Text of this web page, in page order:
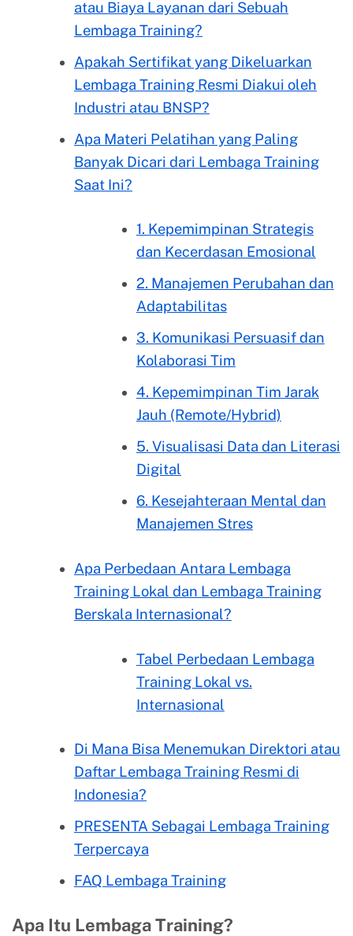
atau Biaya Layanan dari Sebuah
Lembaga Training?
Apakah Sertifikat yang Dikeluarkan
Lembaga Training Resmi Diakui oleh
Industri atau BNSP?
Apa Materi Pelatihan yang Paling
Banyak Dicari dari Lembaga Training
Saat Ini?
1. Kepemimpinan Strategis
dan Kecerdasan Emosional
2. Manajemen Perubahan dan
Adaptabilitas
3. Komunikasi Persuasif dan
Kolaborasi Tim
4. Kepemimpinan Tim Jarak
Jauh (Remote/Hybrid)
5. Visualisasi Data dan Literasi
Digital
6. Kesejahteraan Mental dan
Manajemen Stres
Apa Perbedaan Antara Lembaga
Training Lokal dan Lembaga Training
Berskala Internasional?
Tabel Perbedaan Lembaga
Training Lokal vs.
Internasional
Di Mana Bisa Menemukan Direktori atau
Daftar Lembaga Training Resmi di
Indonesia?
PRESENTA Sebagai Lembaga Training
Terpercaya
FAQ Lembaga Training
Apa Itu Lembaga Training?